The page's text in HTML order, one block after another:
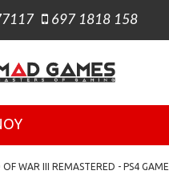
697 1818 158
OF WAR III REMASTERED - PS4 GAME